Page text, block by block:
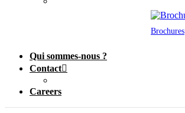
Brochures
Qui sommes-nous ?
Contact
Careers